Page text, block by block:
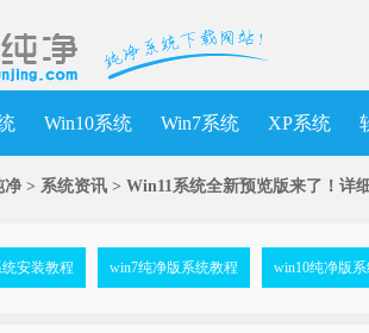
Win10系统 Win7系统 XP系统
净 > 系统资讯 > Win11系统全新预览版来了！详
安装教程 win7纯净版系统教程 win10纯净版